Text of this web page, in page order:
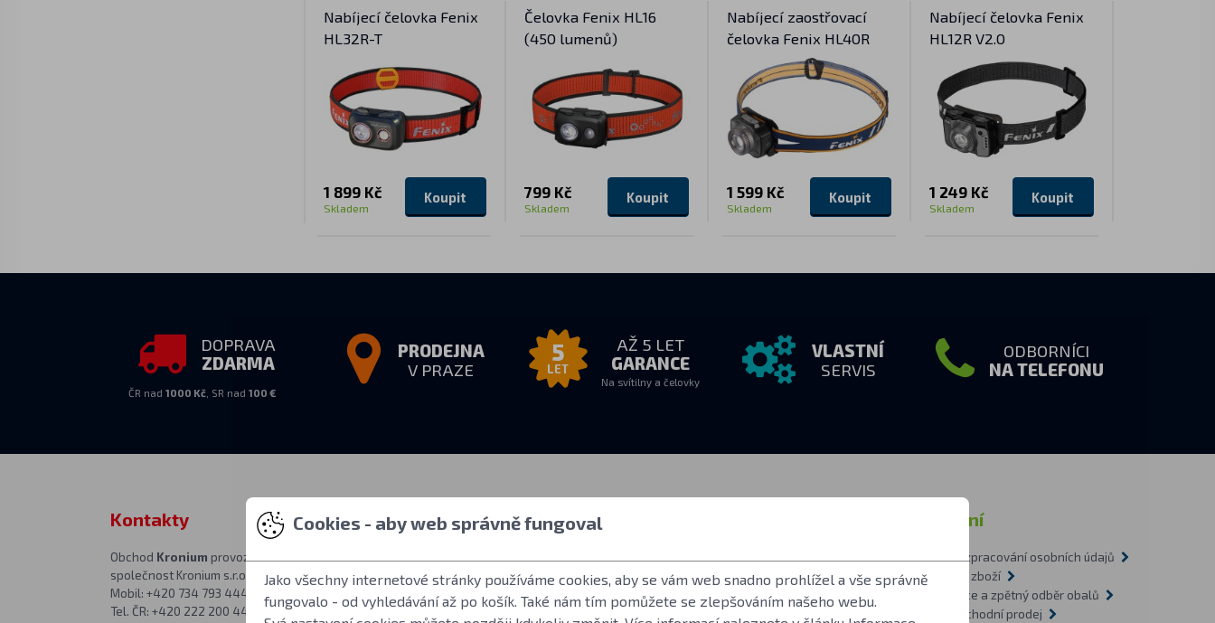
Nabíjecí čelovka Fenix
HL32R-T
1 899 Kč
Skladem
Koupit
Čelovka Fenix HL16
(450 lumenů)
799 Kč
Skladem
Koupit
Nabíjecí zaostřovací
čelovka Fenix HL40R
1 599 Kč
Skladem
Koupit
Nabíjecí čelovka Fenix
HL12R V2.0
1 249 Kč
Skladem
Koupit
DOPRAVA
ZDARMA
ČR nad1000 Kč , SR nad100 €
PRODEJNA
V PRAZE
5
LET
AŽ 5 LET
GARANCE
Na svítilny a čelovky
VLASTNÍ
SERVIS
ODBORNÍCI
NA TELEFONU
Kontakty
Obchod Kronium provozuje
společnost Kronium s.r.o.
Mobil: +420 734 793 444
Tel. ČR: +420 222 200 444
Osobní vyzvednutí
v prodejně na adrese
Římská 20
Vše o nákupu
Obchodní podmínky
Vrácení zboží
Záruční podmínky Fenix
Často kladené otázky
Norma ANSI FL 1-2009
LED použité ve svítilnách
Ostatní
Zásady zpracování osobních údajů
Doprava zboží
Recyklace a zpětný odběr obalů
Velkoobchodní prodej
Cookies - aby web správně fungoval
Jako všechny internetové stránky používáme cookies, aby se vám web snadno prohlížel a vše správně
fungovalo - od vyhledávání až po košík. Také nám tím pomůžete se zlepšováním našeho webu.